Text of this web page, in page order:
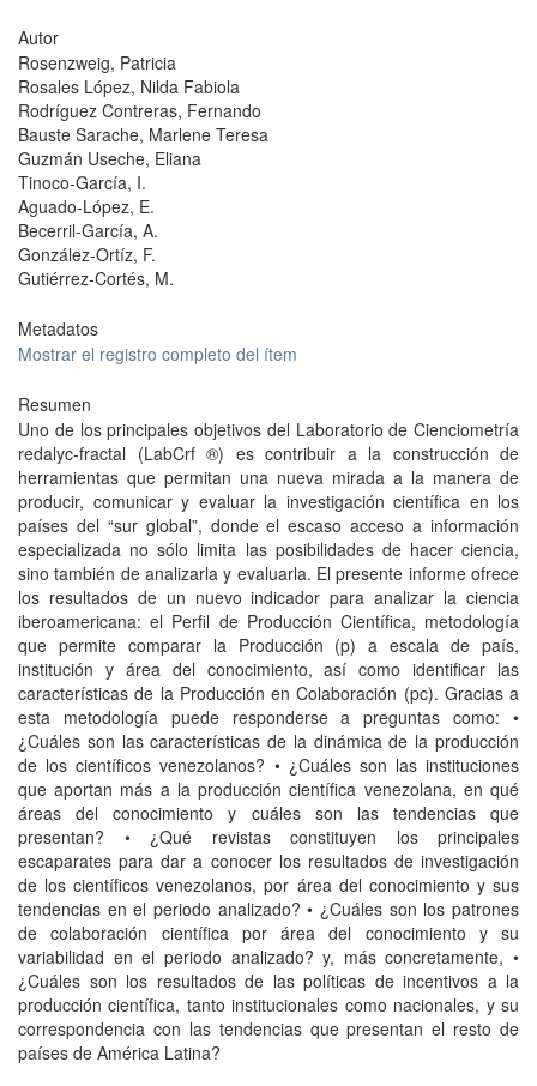
Autor
Rosenzweig, Patricia
Rosales López, Nilda Fabiola
Rodríguez Contreras, Fernando
Bauste Sarache, Marlene Teresa
Guzmán Useche, Eliana
Tinoco-García, I.
Aguado-López, E.
Becerril-García, A.
González-Ortíz, F.
Gutiérrez-Cortés, M.
Metadatos
Mostrar el registro completo del ítem
Resumen
Uno de los principales objetivos del Laboratorio de Cienciometría
redalyc-fractal (LabCrf ®) es contribuir a la construcción de
herramientas que permitan una nueva mirada a la manera de
producir, comunicar y evaluar la investigación científica en los
países del “sur global”, donde el escaso acceso a información
especializada no sólo limita las posibilidades de hacer ciencia,
sino también de analizarla y evaluarla. El presente informe ofrece
los resultados de un nuevo indicador para analizar la ciencia
iberoamericana: el Perfil de Producción Científica, metodología
que permite comparar la Producción (p) a escala de país,
institución y área del conocimiento, así como identificar las
características de la Producción en Colaboración (pc). Gracias a
esta metodología puede responderse a preguntas como: •
¿Cuáles son las características de la dinámica de la producción
de los científicos venezolanos? • ¿Cuáles son las instituciones
que aportan más a la producción científica venezolana, en qué
áreas del conocimiento y cuáles son las tendencias que
presentan? • ¿Qué revistas constituyen los principales
escaparates para dar a conocer los resultados de investigación
de los científicos venezolanos, por área del conocimiento y sus
tendencias en el periodo analizado? • ¿Cuáles son los patrones
de colaboración científica por área del conocimiento y su
variabilidad en el periodo analizado? y, más concretamente, •
¿Cuáles son los resultados de las políticas de incentivos a la
producción científica, tanto institucionales como nacionales, y su
correspondencia con las tendencias que presentan el resto de
países de América Latina?